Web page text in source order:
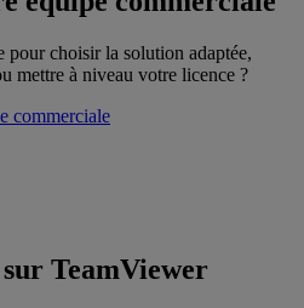
pour choisir la solution adaptée,
mettre à niveau votre licence ?
commerciale
TeamViewer